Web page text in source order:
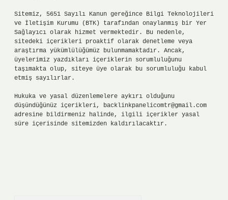
Sitemiz, 5651 Sayılı Kanun gereğince Bilgi Teknolojileri
ve İletişim Kurumu (BTK) tarafından onaylanmış bir Yer
Sağlayıcı olarak hizmet vermektedir. Bu nedenle,
sitedeki içerikleri proaktif olarak denetleme veya
araştırma yükümlülüğümüz bulunmamaktadır. Ancak,
üyelerimiz yazdıkları içeriklerin sorumluluğunu
taşımakta olup, siteye üye olarak bu sorumluluğu kabul
etmiş sayılırlar.
Hukuka ve yasal düzenlemelere aykırı olduğunu
düşündüğünüz içerikleri, backlinkpanelicomtr@gmail.com
adresine bildirmeniz halinde, ilgili içerikler yasal
süre içerisinde sitemizden kaldırılacaktır.